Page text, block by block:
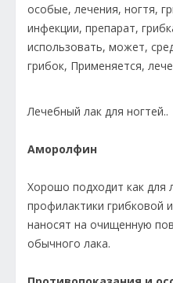
Лечебный лак для ногтей..
Аморолфин
Хорошо подходит как для
профилактики грибковой
наносят на очищенную
обычного лака.